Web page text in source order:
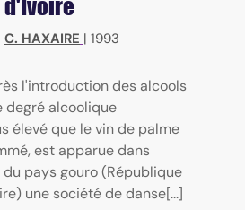
d'Ivoire
C. HAXAIRE | 1993
l'introduction des alcools
alcoolique
élevé que le vin de palme
est apparue dans
pays gouro (République
une société de danse[...]